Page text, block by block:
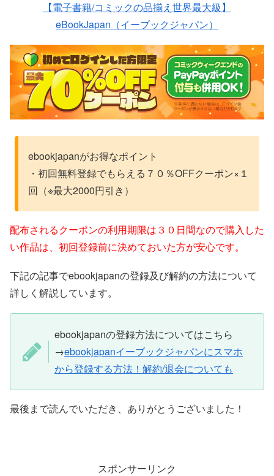
【電子書籍/コミックの品揃え世界最大級】
eBookJapan（イーブックジャパン）
ebookjapanがお得なポイント
・初回無料登録でもらえる７０％OFFクーポン×１
回（※最大2000円引き）
配布されるクーポンの利用期限は３０日間なので購入した
い作品は、初回登録前に決めておいた方が安心です。
下記の記事でebookjapanの登録及び解約の方法について
詳しく解説しています。
ebookjapanの登録方法についてはこちら
→ebookjapanイーブックジャパンにスマホ
から登録する方法！解約/退会についても
最後まで読んでいただき、ありがとうございました！
スポンサーリンク